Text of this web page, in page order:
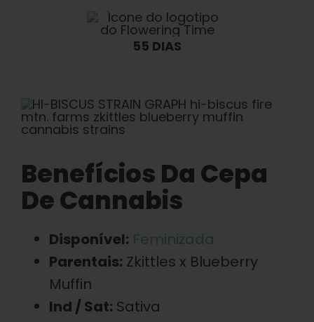
55 DIAS
Benefícios Da Cepa
De Cannabis
Disponível: Feminizada
Parentais: Zkittles x Blueberry
Muffin
Ind / Sat: Sativa